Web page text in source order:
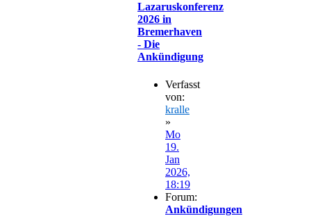
Lazaruskonferenz
2026 in
Bremerhaven
- Die
Ankündigung
Verfasst
von:
kralle
»
Mo
19.
Jan
2026,
18:19
Forum:
Ankündigungen